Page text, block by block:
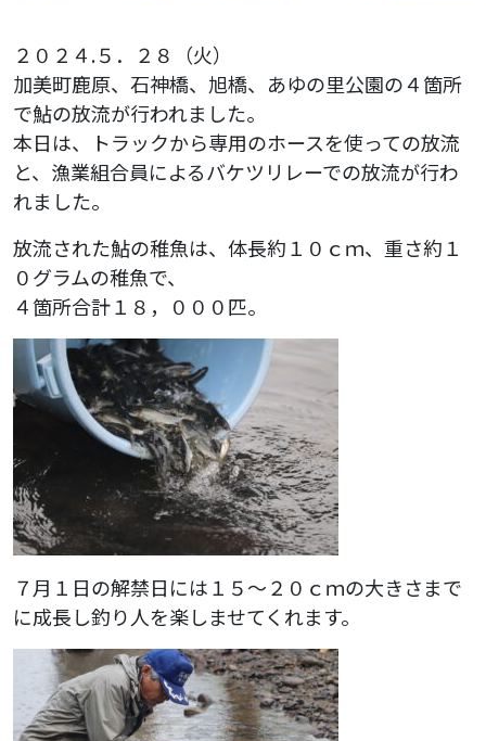
２０２４.５．２８（火）
加美町鹿原、石神橋、旭橋、あゆの里公園の４箇所
で鮎の放流が行われました。
本日は、トラックから専用のホースを使っての放流
と、漁業組合員によるバケツリレーでの放流が行わ
れました。
放流された鮎の稚魚は、体長約１０ｃｍ、重さ約１
０グラムの稚魚で、
４箇所合計１８，０００匹。
７月１日の解禁日には１５～２０ｃｍの大きさまで
に成長し釣り人を楽しませてくれます。